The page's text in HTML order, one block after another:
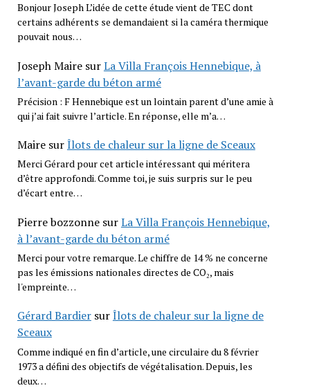
Bonjour Joseph L’idée de cette étude vient de TEC dont
certains adhérents se demandaient si la caméra thermique
pouvait nous…
Joseph MairesurLa Villa François Hennebique, à
l’avant-garde du béton armé
Précision : F Hennebique est un lointain parent d’une amie à
qui j’ai fait suivre l’article. En réponse, elle m’a…
MairesurÎlots de chaleur sur la ligne de Sceaux
Merci Gérard pour cet article intéressant qui méritera
d’être approfondi. Comme toi, je suis surpris sur le peu
d’écart entre…
Pierre bozzonnesurLa Villa François Hennebique,
à l’avant-garde du béton armé
Merci pour votre remarque. Le chiffre de 14 % ne concerne
pas les émissions nationales directes de CO₂, mais
l'empreinte…
Gérard BardiersurÎlots de chaleur sur la ligne de
Sceaux
Comme indiqué en fin d’article, une circulaire du 8 février
1973 a défini des objectifs de végétalisation. Depuis, les
deux…